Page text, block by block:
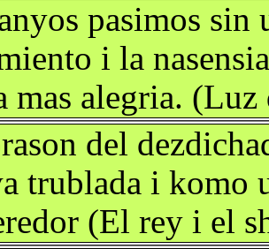
pasimos sin
i la
mas alegria.
del
trublada i komo
(El rey i el